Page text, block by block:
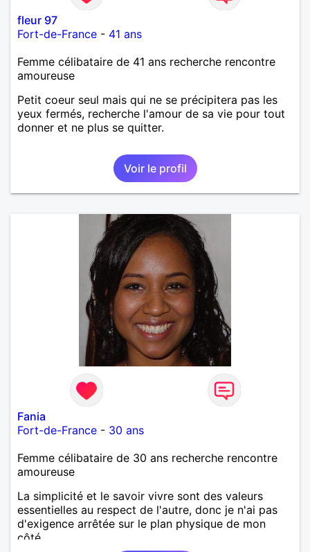
fleur 97
Fort-de-France - 41 ans
Femme célibataire de 41 ans recherche rencontre
amoureuse
Petit coeur seul mais qui ne se précipitera pas les
yeux fermés, recherche l'amour de sa vie pour tout
donner et ne plus se quitter.
Voir le profil
Fania
Fort-de-France - 30 ans
Femme célibataire de 30 ans recherche rencontre
amoureuse
La simplicité et le savoir vivre sont des valeurs
essentielles au respect de l'autre, donc je n'ai pas
d'exigence arrêtée sur le plan physique de mon
côté.